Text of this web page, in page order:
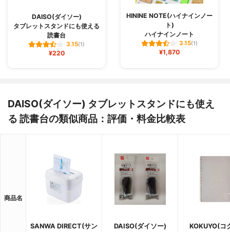
DAISO(ダイソー)
タブレットスタンドにも使える
読書台
3.15(1)
¥220
HININE NOTE(ハイナインノー
ト)
ハイナインノート
3.15(1)
¥1,870
DAISO(ダイソー) タブレットスタンドにも使え
る 読書台の類似商品：評価・料金比較表
商品名
SANWA DIRECT(サン
DAISO(ダイソー)
KOKUYO(コ